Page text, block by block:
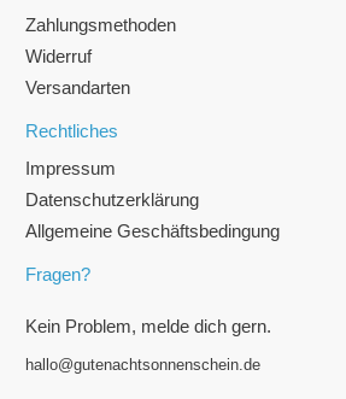
Zahlungsmethoden
Widerruf
Versandarten
Rechtliches
Impressum
Datenschutzerklärung
Allgemeine Geschäftsbedingung
Fragen?
Kein Problem, melde dich gern.
hallo@gutenachtsonnenschein.de